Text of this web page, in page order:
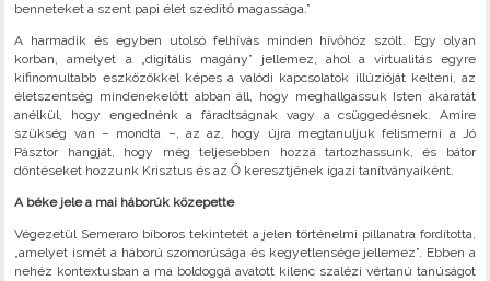
benneteket a szent papi élet szédítő magassága.”
A harmadik és egyben utolsó felhívás minden hívőhöz szólt. Egy olyan
korban, amelyet a „digitális magány” jellemez, ahol a virtualitás egyre
kifinomultabb eszközökkel képes a valódi kapcsolatok illúzióját kelteni, az
életszentség mindenekelőtt abban áll, hogy meghallgassuk Isten akaratát
anélkül, hogy engednénk a fáradtságnak vagy a csüggedésnek. Amire
szükség van – mondta –, az az, hogy újra megtanuljuk felismerni a Jó
Pásztor hangját, hogy még teljesebben hozzá tartozhassunk, és bátor
döntéseket hozzunk Krisztus és az Ő keresztjének igazi tanítványaiként.
A béke jele a mai háborúk közepette
Végezetül Semeraro bíboros tekintetét a jelen történelmi pillanatra fordította,
„amelyet ismét a háború szomorúsága és kegyetlensége jellemez”. Ebben a
nehéz kontextusban a ma boldoggá avatott kilenc szalézi vértanú tanúságot